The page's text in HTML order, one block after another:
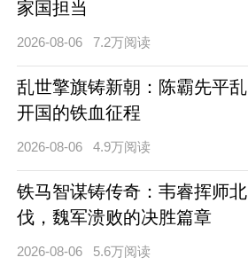
家国担当
2026-08-06 7.2万阅读
乱世擎旗铸新朝：陈霸先平乱
开国的铁血征程
2026-08-06 4.9万阅读
铁马智谋铸传奇：韦睿挥师北
伐，魏军溃败的决胜篇章
2026-08-06 5.6万阅读